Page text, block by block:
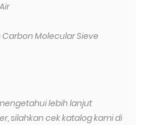
Molecular Sieve
lebih lanjut
silahkan cek katalog kami di